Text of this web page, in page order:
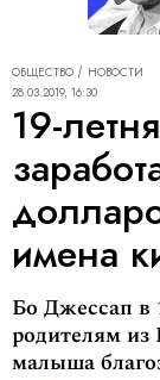
ОБЩЕСТВО
НОВОСТИ
28.03.2019, 16:30
19-
имена
Бо Джессап в
родителям из
малыша